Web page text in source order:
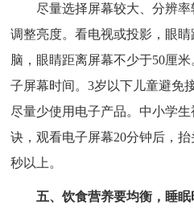
尽量选择屏幕较大、分辨
调整亮度。看电视或投影，眼
脑，眼睛距离屏幕不少于50厘
子屏幕时间。3岁以下儿童避免
尽量少使用电子产品。中小学
诀，观看电子屏幕20分钟后，
秒以上。
五、饮食营养要均衡，睡